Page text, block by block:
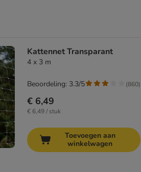
Kattennet Transparant
4 x 3 m
€ 6,49
€ 6,49 / stuk
Beoordeling: 3.3/5 (860)
Toevoegen aan
winkelwagen